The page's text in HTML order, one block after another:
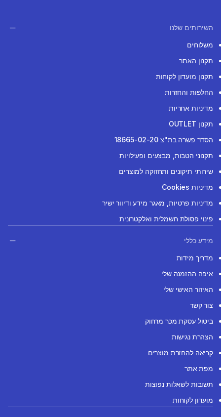
השירותים שלנו
משלוחים
תקנון האתר
תקנון מועדון לקוחות
החלפות והחזרות
מדיניות אחריות
תקנון OUTLET
הסדר פשרה בת"צ 18665-02-20
תקנוני הטבות, מבצעים ופעילויות
שירותי תיקונים ותחזוקה למוצרים
מדיניות Cookies
מדיניות פרטיות, מאגר מידע ודיוור ישיר
פינוי פסולת חשמלית ואלקטרונית
מידע כללי
מדריך מידות
איפה ההזמנה שלי
האיזור האישי שלי
צור קשר
ביטול עסקת מכר מרחוק
הצהרת נגישות
קריאה להחזרת מוצרים
מפת אתר
תשובות לשאלות נפוצות
מועדון לקוחות